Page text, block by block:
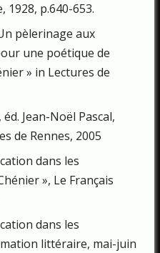
p.640-653.
pèlerinage aux
une poétique de
» in Lectures de
Jean-Noël Pascal,
de Rennes, 2005
dans les
», Le Français
dans les
littéraire, mai-juin